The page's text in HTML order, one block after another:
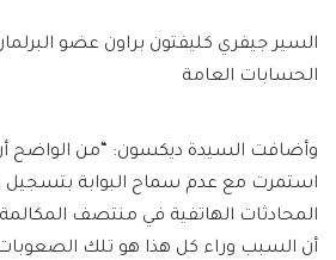
السير جيفري كليفتون براون عضو
الحسابات العامة
وأضافت السيدة ديكسون: “من الواضح
استمرت مع عدم سماح البوابة بتسجيل
المحادثات الهاتفية في منتصف
أن السبب وراء كل هذا هو تلك الصعوبات